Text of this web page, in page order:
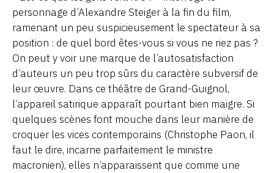
personnage d’Alexandre Steiger à la fin du film,
ramenant un peu suspicieusement le spectateur à sa
position : de quel bord êtes-vous si vous ne riez pas ?
On peut y voir une marque de l’autosatisfaction
d’auteurs un peu trop sûrs du caractère subversif de
leur œuvre. Dans ce théâtre de Grand-Guignol,
l’appareil satirique apparaît pourtant bien maigre. Si
quelques scènes font mouche dans leur manière de
croquer les vices contemporains (Christophe Paon, il
faut le dire, incarne parfaitement le ministre
macronien), elles n’apparaissent que comme une